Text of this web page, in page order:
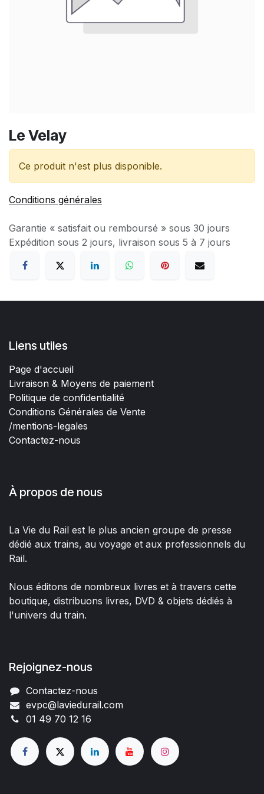
Le Velay
Ce produit n'est plus disponible.
Conditions générales
Garantie « satisfait ou remboursé » sous 30 jours
Expédition sous 2 jours, livraison sous 5 à 7 jours
Liens utiles
Page d'accueil
Livraison & Moyens de paiement
Politique de confidentialité
Conditions Générales de Vente
/mentions-legales
Contactez-nous
À propos de nous
La Vie du Rail est le plus ancien groupe de presse
dédié aux trains, au voyage et aux professionnels du
Rail.
Nous éditons de nombreux livres et à travers cette
boutique, distribuons livres, DVD & objets dédiés à
l'univers du train.
Rejoignez-nous
Contactez-nous
evpc@laviedurail.com
01 49 70 12 16